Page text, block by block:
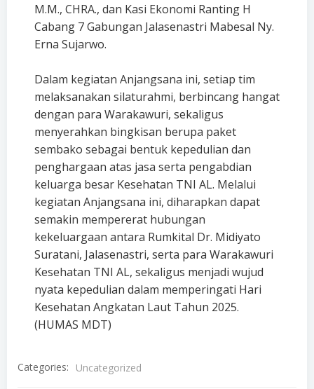
M.M., CHRA., dan Kasi Ekonomi Ranting H
Cabang 7 Gabungan Jalasenastri Mabesal Ny.
Erna Sujarwo.
Dalam kegiatan Anjangsana ini, setiap tim
melaksanakan silaturahmi, berbincang hangat
dengan para Warakawuri, sekaligus
menyerahkan bingkisan berupa paket
sembako sebagai bentuk kepedulian dan
penghargaan atas jasa serta pengabdian
keluarga besar Kesehatan TNI AL. Melalui
kegiatan Anjangsana ini, diharapkan dapat
semakin mempererat hubungan
kekeluargaan antara Rumkital Dr. Midiyato
Suratani, Jalasenastri, serta para Warakawuri
Kesehatan TNI AL, sekaligus menjadi wujud
nyata kepedulian dalam memperingati Hari
Kesehatan Angkatan Laut Tahun 2025.
(HUMAS MDT)
Categories: Uncategorized